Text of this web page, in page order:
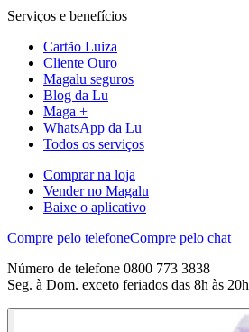
Serviços e benefícios
Cartão Luiza
Cliente Ouro
Magalu seguros
Blog da Lu
Maga +
WhatsApp da Lu
Todos os serviços
Comprar na loja
Vender no Magalu
Baixe o aplicativo
Compre pelo telefoneCompre pelo chat
Número de telefone 0800 773 3838
Seg. à Dom. exceto feriados das 8h às 20h